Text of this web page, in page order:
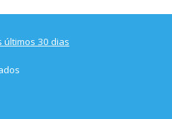
últimos 30 dias